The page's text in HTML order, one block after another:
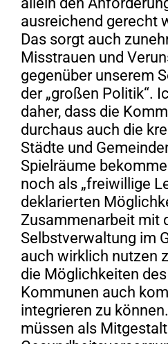
ausreichend gerecht
Das sorgt auch
Misstrauen und
gegenüber unserem
der „großen Politik“.
daher, dass die
durchaus auch die
Städte und
Spielräume
noch als „freiwillige
deklarierten
Zusammenarbeit mit
Selbstverwaltung im
auch wirklich nutzen
die Möglichkeiten
Kommunen auch
integrieren zu
müssen als